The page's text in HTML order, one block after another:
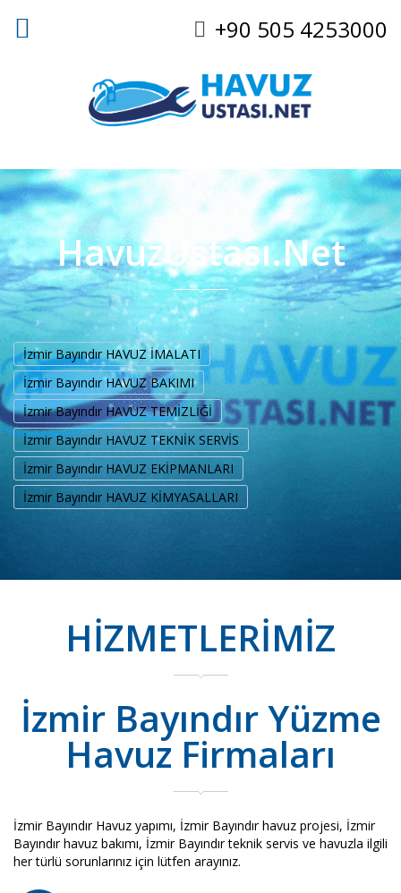
+90 505 4253000
HavuzUstası.Net
İzmir Bayındır HAVUZ İMALATI
İzmir Bayındır HAVUZ BAKIMI
İzmir Bayındır HAVUZ TEMİZLİĞİ
İzmir Bayındır HAVUZ TEKNİK SERVİS
İzmir Bayındır HAVUZ EKİPMANLARI
İzmir Bayındır HAVUZ KİMYASALLARI
HİZMETLERİMİZ
İzmir Bayındır Yüzme
Havuz Firmaları
İzmir Bayındır Havuz yapımı, İzmir Bayındır havuz projesi, İzmir
Bayındır havuz bakımı, İzmir Bayındır teknik servis ve havuzla ilgili
her türlü sorunlarınız için lütfen arayınız.